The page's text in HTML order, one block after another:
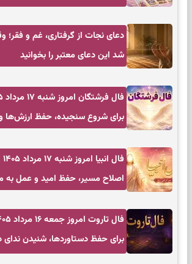
دعای نجات از گرفتاری، غم و فقر؛
شد این دعای معتبر را بخوانید
برای شروع سنجیده، حفظ
اصلاح مسیر، حفظ امید و عمل به
برای حفظ دستاوردها، شنیدن